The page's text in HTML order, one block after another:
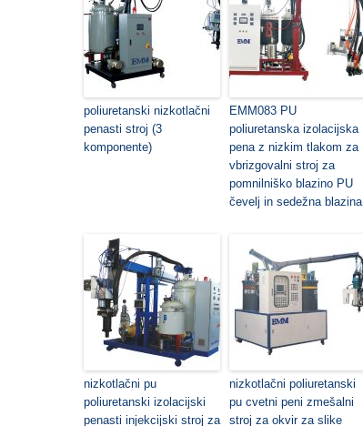
poliuretanski nizkotlačni
penasti stroj (3
komponente)
EMM083 PU
poliuretanska izolacijska
pena z nizkim tlakom za
vbrizgovalni stroj za
pomnilniško blazino PU
čevelj in sedežna blazina
nizkotlačni pu
poliuretanski izolacijski
penasti injekcijski stroj za
nizkotlačni poliuretanski
pu cvetni peni zmešalni
stroj za okvir za slike